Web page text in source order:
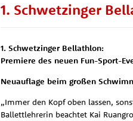
1. Schwetzinger
1. Schwetzinger Bellathlon:
Premiere des neuen Fun-Sport-
Neuauflage beim großen
„Immer den Kopf oben lassen,
Ballettlehrerin beachtet Kai